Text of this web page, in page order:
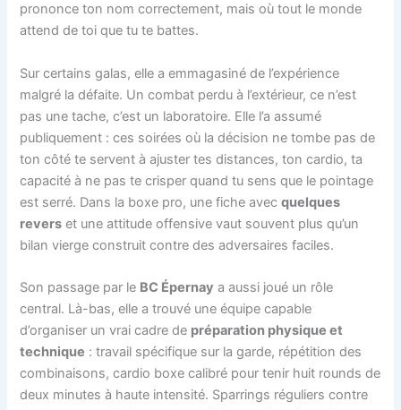
prononce ton nom correctement, mais où tout le monde
attend de toi que tu te battes.
Sur certains galas, elle a emmagasiné de l’expérience
malgré la défaite. Un combat perdu à l’extérieur, ce n’est
pas une tache, c’est un laboratoire. Elle l’a assumé
publiquement : ces soirées où la décision ne tombe pas de
ton côté te servent à ajuster tes distances, ton cardio, ta
capacité à ne pas te crisper quand tu sens que le pointage
est serré. Dans la boxe pro, une fiche avecquelques
revers et une attitude offensive vaut souvent plus qu’un
bilan vierge construit contre des adversaires faciles.
Son passage par le BC Épernay a aussi joué un rôle
central. Là-bas, elle a trouvé une équipe capable
d’organiser un vrai cadre de préparation physique et
technique : travail spécifique sur la garde, répétition des
combinaisons, cardio boxe calibré pour tenir huit rounds de
deux minutes à haute intensité. Sparrings réguliers contre